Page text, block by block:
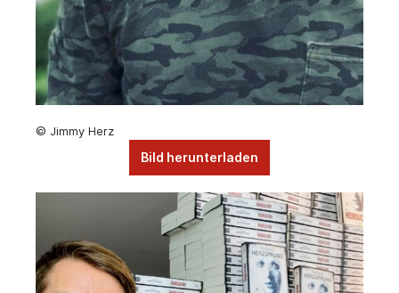
© Jimmy Herz
Bild herunterladen